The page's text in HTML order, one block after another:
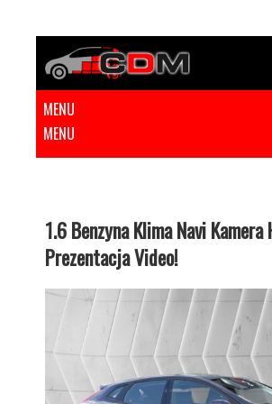
MENU
MENU
1.6 Benzyna Klima Navi
Prezentacja Video!